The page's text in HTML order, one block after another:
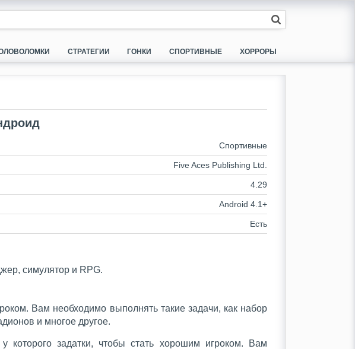
СТРАТЕГИИ ГОНКИ СПОРТИВНЫЕ ХОРРОРЫ
Спортивные
Five Aces Publishing Ltd.
4.29
Android 4.1+
Есть
симулятор и RPG.
Вам необходимо выполнять такие задачи, как набор
и многое другое.
которого задатки, чтобы стать хорошим игроком. Вам